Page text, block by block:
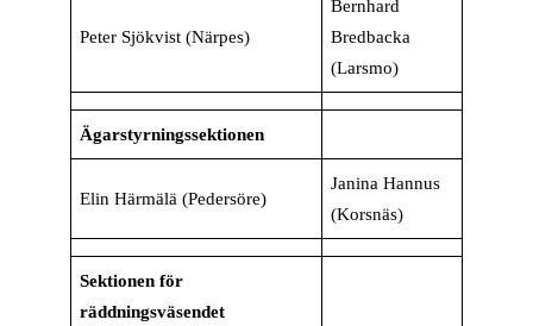
Peter Sjökvist (Närpes)
Bernhard
Bredbacka
(Larsmo)
Ägarstyrningssektionen
Elin Härmälä (Pedersöre)
Janina Hannus
(Korsnäs)
Sektionen för
räddningsväsendet